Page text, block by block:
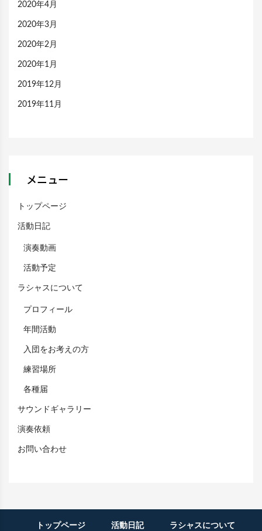
2020年4月
2020年3月
2020年2月
2020年1月
2019年12月
2019年11月
メニュー
トップページ
活動日記
演奏動画
活動予定
ラシャスについて
プロフィール
年間活動
入団をお考えの方
練習場所
各種届
サウンドギャラリー
演奏依頼
お問い合わせ
トップページ 活動日記 ラシャスについて